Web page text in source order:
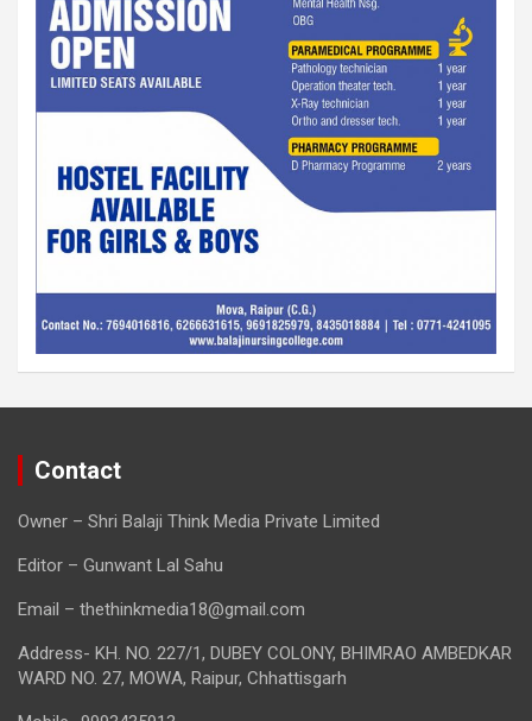
Contact
Owner – Shri Balaji Think Media Private Limited
Editor – Gunwant Lal Sahu
Email – thethinkmedia18@gmail.com
Address- KH. NO. 227/1, DUBEY COLONY, BHIMRAO AMBEDKAR
WARD NO. 27, MOWA, Raipur, Chhattisgarh